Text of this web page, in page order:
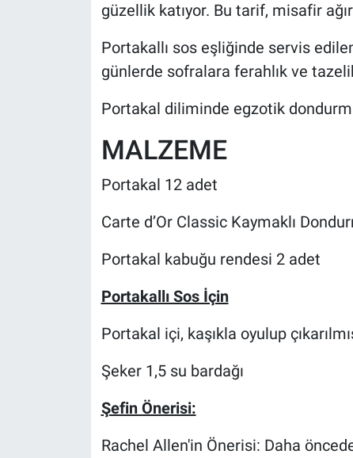
güzellik katıyor. Bu tarif, misafir
Portakallı sos eşliğinde servis
günlerde sofralara ferahlık ve
Portakal diliminde egzotik
MALZEME
Portakal 12 adet
Carte d’Or Classic Kaymaklı
Portakal kabuğu rendesi 2 adet
Portakallı Sos İçin
Portakal içi, kaşıkla oyulup
Şeker 1,5 su bardağı
Şefin Önerisi:
Rachel Allen'in Önerisi: Daha